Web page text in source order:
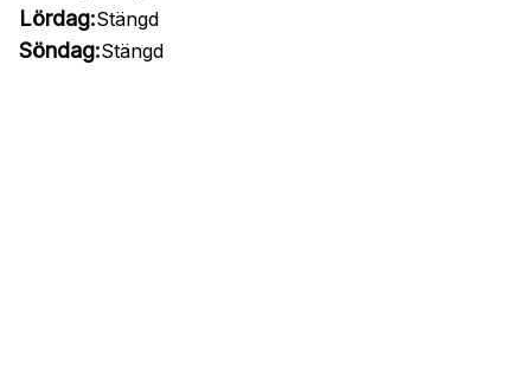
Lördag:Stängd
Söndag:Stängd